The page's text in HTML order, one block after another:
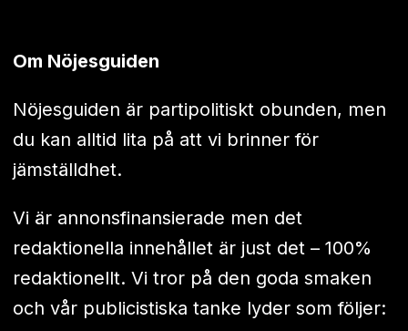
Om Nöjesguiden
Nöjesguiden är partipolitiskt obunden, men
du kan alltid lita på att vi brinner för
jämställdhet.
Vi är annonsfinansierade men det
redaktionella innehållet är just det – 100%
redaktionellt. Vi tror på den goda smaken
och vår publicistiska tanke lyder som följer: